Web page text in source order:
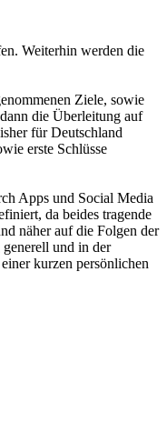
Weiterhin werden die
Ziele, sowie
die Überleitung auf
für Deutschland
erste Schlüsse
Apps und Social Media
da beides tragende
näher auf die Folgen der
und in der
kurzen persönlichen